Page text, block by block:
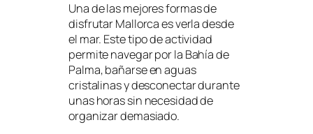
Una de las mejores formas de
disfrutar Mallorca es verla desde
el mar. Este tipo de actividad
permite navegar por la Bahía de
Palma, bañarse en aguas
cristalinas y desconectar durante
unas horas sin necesidad de
organizar demasiado.